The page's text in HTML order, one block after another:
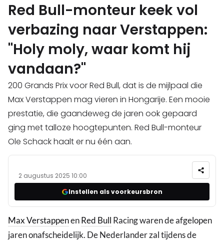
Red Bull-monteur keek vol
verbazing naar Verstappen:
"Holy moly, waar komt hij
vandaan?"
200 Grands Prix voor Red Bull, dat is de mijlpaal die
Max Verstappen mag vieren in Hongarije. Een mooie
prestatie, die gaandeweg de jaren ook gepaard
ging met talloze hoogtepunten. Red Bull-monteur
Ole Schack haalt er nu één aan.
2 augustus 2025 10:00
Instellen als voorkeursbron
Max VerstappenenRed Bull Racing waren de afgelopen
jaren onafscheidelijk. De Nederlander zal tijdens de